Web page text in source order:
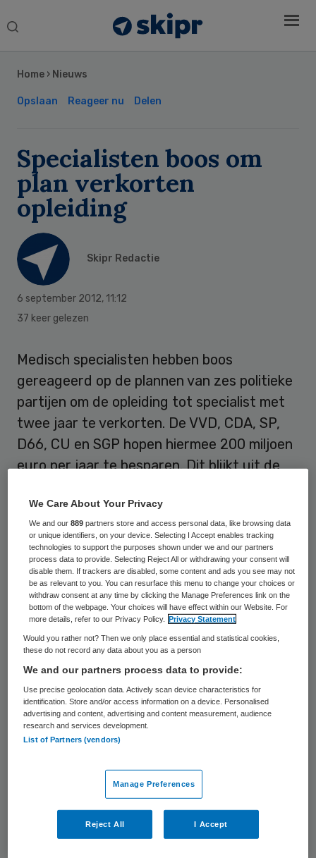
Search
Home › Nieuws
Opslaan Reageer nu Delen
Specialisten boos om
plan verkorten
opleiding
Skipr Redactie
6 september 2012, 11:12
37 keer gelezen
Medisch specialisten hebben boos
gereageerd op de plannen van zes politieke
partijen om de opleiding tot specialist met
twee jaar te verkorten. De VVD, CDA, SP,
D66, CU en SGP hopen hiermee 200 miljoen
euro per jaar te besparen. Dit blijkt uit de
verkiezingsprogramma’s, schrijft het NRC.
Kwaliteit
Een basisarts studeert nu zes jaar om
chirurg, internist of cardioloog te worden.
Het verkorten van deze opleiding leidt er
volgens deOrde van Medisch
Specialistentoe dat er minder goede artsen
worden afgeleverd. “Wij hebben een goede
opleiding en doen er niet extreem lang over.
In Duitsland en Engeland duurt de opleiding
zegt cardioloog Jan van Wijngaarden
namens de Orde tegenNRC.
EU-norm
Sidebar
We Care About Your Privacy
We and our889 partners store and access personal data, like browsing data
or unique identifiers, on your device. Selecting I Accept enables tracking
technologies to support the purposes shown under we and our partners
process data to provide. Selecting Reject All or withdrawing your consent will
disable them. If trackers are disabled, some content and ads you see may not
be as relevant to you. You can resurface this menu to change your choices or
withdraw consent at any time by clicking the Manage Preferences link on the
bottom of the webpage. Your choices will have effect within our Website. For
more details, refer to our Privacy Policy.
Privacy Statement
Would you rather not? Then we only place essential and statistical cookies,
these do not record any data about you as a person
We and our partners process data to provide:
Use precise geolocation data. Actively scan device characteristics for
identification. Store and/or access information on a device. Personalised
advertising and content, advertising and content measurement, audience
research and services development.
List of Partners (vendors)
Manage Preferences
Reject All I Accept